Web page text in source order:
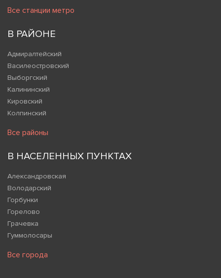
Все станции метро
В РАЙОНЕ
Адмиралтейский
Василеостровский
Выборгский
Калининский
Кировский
Колпинский
Все районы
В НАСЕЛЕННЫХ ПУНКТАХ
Александровская
Володарский
Горбунки
Горелово
Грачевка
Гуммолосары
Все города